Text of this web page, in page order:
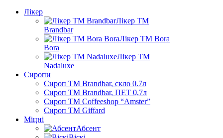
Лікер
Лікер ТМ
Brandbar
Лікер ТМ Bora
Bora
Лікер ТМ
Nadaluxe
Сиропи
Сироп TM Brandbar, скло 0.7л
Сироп TM Brandbar, ПЕТ 0,7л
Сироп TM Coffeeshop “Amster”
Сироп TM Giffard
Міцні
Абсент